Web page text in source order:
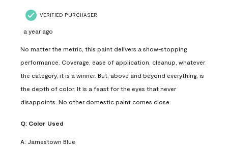
VERIFIED PURCHASER
a year ago
No matter the metric, this paint delivers a show-stopping
performance. Coverage, ease of application, cleanup, whatever
the category, it is a winner. But, above and beyond everything, is
the depth of color. It is a feast for the eyes that never
disappoints. No other domestic paint comes close.
Q: Color Used
A: Jamestown Blue